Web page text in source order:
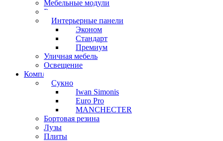
Мебельные модули
Рамы под картины
Интерьерные панели
Эконом
Стандарт
Премиум
Уличная мебель
Освещение
Комплектующие
Сукно
Iwan Simonis
Euro Pro
MANCHECTER
Бортовая резина
Лузы
Плиты